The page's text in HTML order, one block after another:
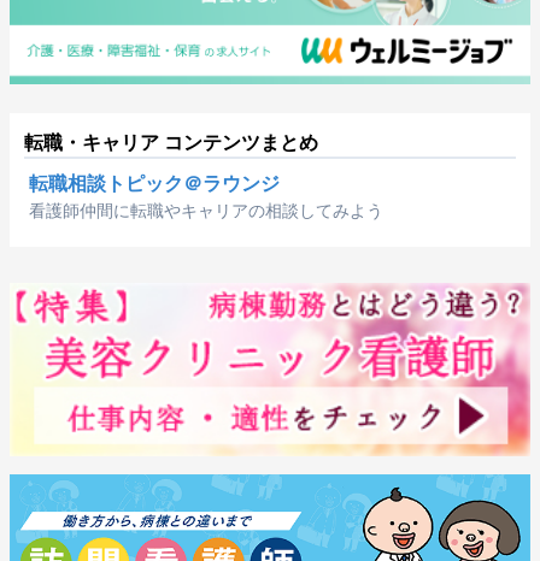
転職・キャリア コンテンツまとめ
転職相談トピック＠ラウンジ
看護師仲間に転職やキャリアの相談してみよう